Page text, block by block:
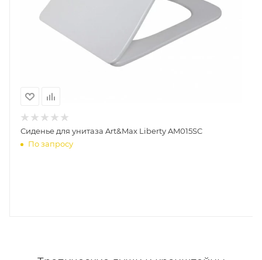
Сиденье для унитаза Art&Max Liberty AM015SC
По запросу